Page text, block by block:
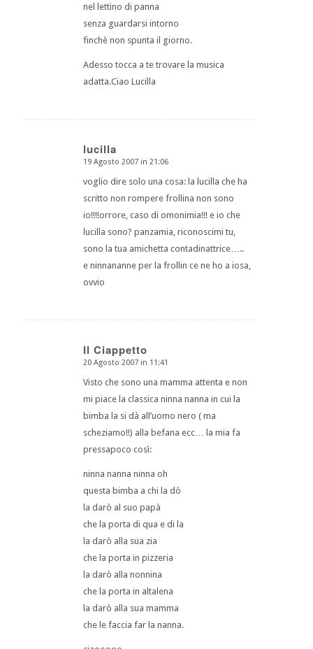
nel lettino di panna
senza guardarsi intorno
finchè non spunta il giorno.
Adesso tocca a te trovare la musica
adatta.Ciao Lucilla
lucilla
dice:
19 Agosto 2007 in 21:06
voglio dire solo una cosa: la lucilla che ha
scritto non rompere frollina non sono
io!!!!orrore, caso di omonimia!!! e io che
lucilla sono? panzamia, riconoscimi tu,
sono la tua amichetta contadinattrice…..
e ninnananne per la frollin ce ne ho a iosa,
ovvio
Il Ciappetto
dice:
20 Agosto 2007 in 11:41
Visto che sono una mamma attenta e non
mi piace la classica ninna nanna in cui la
bimba la si dà all’uomo nero ( ma
scheziamo!!) alla befana ecc… la mia fa
pressapoco così:
ninna nanna ninna oh
questa bimba a chi la dò
la darò al suo papà
che la porta di qua e di la
la darò alla sua zia
che la porta in pizzeria
la darò alla nonnina
che la porta in altalena
la darò alla sua mamma
che le faccia far la nanna.